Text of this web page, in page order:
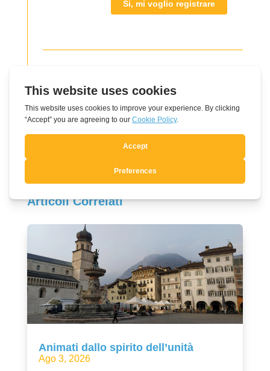
Si, mi voglio registrare
Pensiero del giorno
Non lasciarsi
scoraggiare
Articoli Correlati
Animati dallo spirito dell’unità
Ago 3, 2026